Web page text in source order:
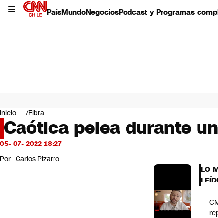
PaísMundoNegociosPodcast y Programas
Mundo
Negocios
Deportes
Programas completos
Servicios
Inicio Fibra
Caótica pelea durante
05- 07- 2022 18:27
Por Carlos Pizarro
LO